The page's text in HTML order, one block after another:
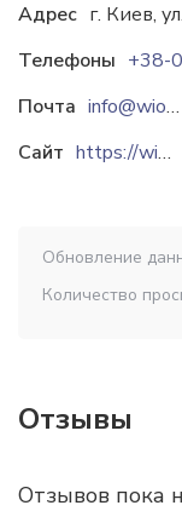
Адрес г. Киев,
Телефоны
Почта
info@wion.com.ua
Сайт
https://wion.com.ua
Обновление
Количество
Отзывы
Отзывов пока